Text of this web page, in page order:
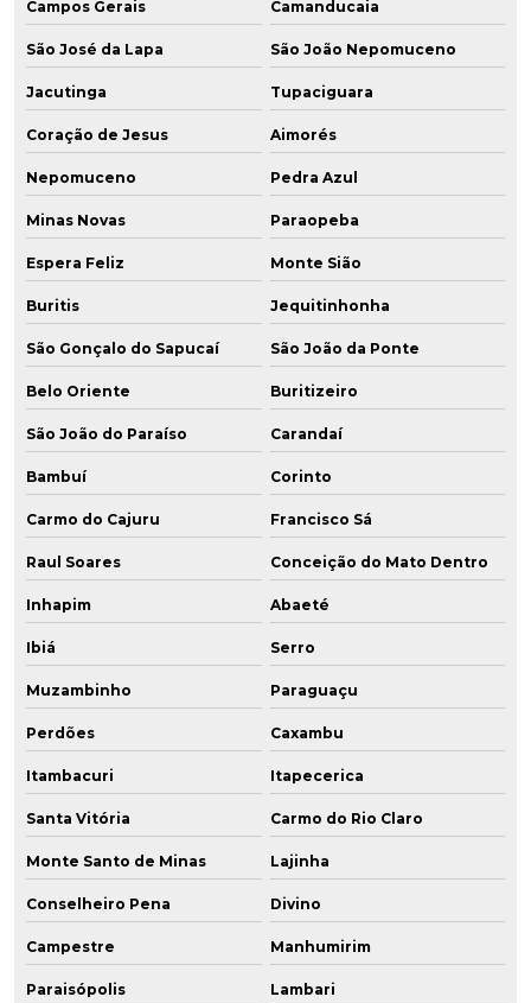
Campos Gerais Camanducaia
São José da Lapa São João Nepomuceno
Jacutinga Tupaciguara
Coração de Jesus Aimorés
Nepomuceno Pedra Azul
Minas Novas Paraopeba
Espera Feliz Monte Sião
Buritis Jequitinhonha
São Gonçalo do Sapucaí São João da Ponte
Belo Oriente Buritizeiro
São João do Paraíso Carandaí
Bambuí Corinto
Carmo do Cajuru Francisco Sá
Raul Soares Conceição do Mato Dentro
Inhapim Abaeté
Ibiá Serro
Muzambinho Paraguaçu
Perdões Caxambu
Itambacuri Itapecerica
Santa Vitória Carmo do Rio Claro
Monte Santo de Minas Lajinha
Conselheiro Pena Divino
Campestre Manhumirim
Paraisópolis Lambari